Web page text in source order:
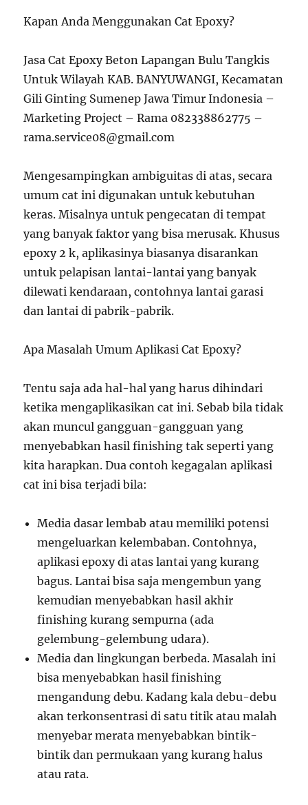
Kapan Anda Menggunakan Cat Epoxy?
Jasa Cat Epoxy Beton Lapangan Bulu Tangkis
Untuk Wilayah KAB. BANYUWANGI, Kecamatan
Gili Ginting Sumenep Jawa Timur Indonesia –
Marketing Project – Rama 082338862775 –
rama.service08@gmail.com
Mengesampingkan ambiguitas di atas, secara
umum cat ini digunakan untuk kebutuhan
keras. Misalnya untuk pengecatan di tempat
yang banyak faktor yang bisa merusak. Khusus
epoxy 2 k, aplikasinya biasanya disarankan
untuk pelapisan lantai-lantai yang banyak
dilewati kendaraan, contohnya lantai garasi
dan lantai di pabrik-pabrik.
Apa Masalah Umum Aplikasi Cat Epoxy?
Tentu saja ada hal-hal yang harus dihindari
ketika mengaplikasikan cat ini. Sebab bila tidak
akan muncul gangguan-gangguan yang
menyebabkan hasil finishing tak seperti yang
kita harapkan. Dua contoh kegagalan aplikasi
cat ini bisa terjadi bila:
Media dasar lembab atau memiliki potensi
mengeluarkan kelembaban. Contohnya,
aplikasi epoxy di atas lantai yang kurang
bagus. Lantai bisa saja mengembun yang
kemudian menyebabkan hasil akhir
finishing kurang sempurna (ada
gelembung-gelembung udara).
Media dan lingkungan berbeda. Masalah ini
bisa menyebabkan hasil finishing
mengandung debu. Kadang kala debu-debu
akan terkonsentrasi di satu titik atau malah
menyebar merata menyebabkan bintik-
bintik dan permukaan yang kurang halus
atau rata.